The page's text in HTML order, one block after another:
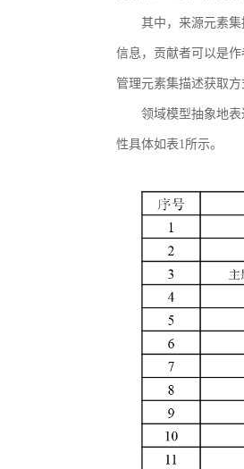
其中，来源元素
信息，贡献者可以是
管理元素集描述获取
领域模型抽象地
性具体如表1所示。